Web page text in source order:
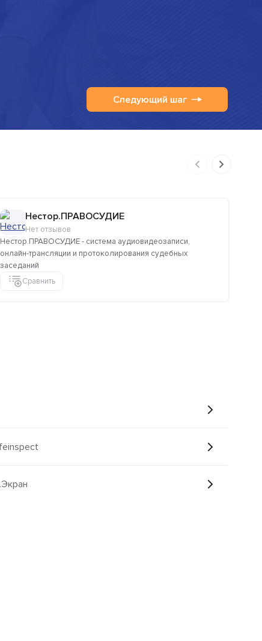
Следующий шаг
Нестор.ПРАВОСУДИЕ
Нет отзывов
Нестор.ПРАВОСУДИЕ - система аудиовидеозаписи,
онлайн-трансляции и протоколирования судебных
заседаний
Сравнить